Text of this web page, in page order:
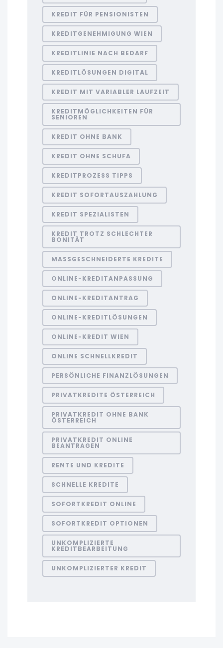
KREDIT FÜR PENSIONISTEN
KREDITGENEHMIGUNG WIEN
KREDITLINIE NACH BEDARF
KREDITLÖSUNGEN DIGITAL
KREDIT MIT VARIABLER LAUFZEIT
KREDITMÖGLICHKEITEN FÜR
SENIOREN
KREDIT OHNE BANK
KREDIT OHNE SCHUFA
KREDITPROZESS TIPPS
KREDIT SOFORTAUSZAHLUNG
KREDIT SPEZIALISTEN
KREDIT TROTZ SCHLECHTER
BONITÄT
MASSGESCHNEIDERTE KREDITE
ONLINE-KREDITANPASSUNG
ONLINE-KREDITANTRAG
ONLINE-KREDITLÖSUNGEN
ONLINE-KREDIT WIEN
ONLINE SCHNELLKREDIT
PERSÖNLICHE FINANZLÖSUNGEN
PRIVATKREDITE ÖSTERREICH
PRIVATKREDIT OHNE BANK
ÖSTERREICH
PRIVATKREDIT ONLINE
BEANTRAGEN
RENTE UND KREDITE
SCHNELLE KREDITE
SOFORTKREDIT ONLINE
SOFORTKREDIT OPTIONEN
UNKOMPLIZIERTE
KREDITBEARBEITUNG
UNKOMPLIZIERTER KREDIT